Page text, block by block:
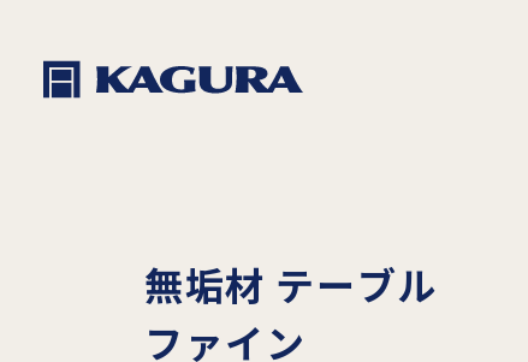
無垢材 テーブル
ファイン